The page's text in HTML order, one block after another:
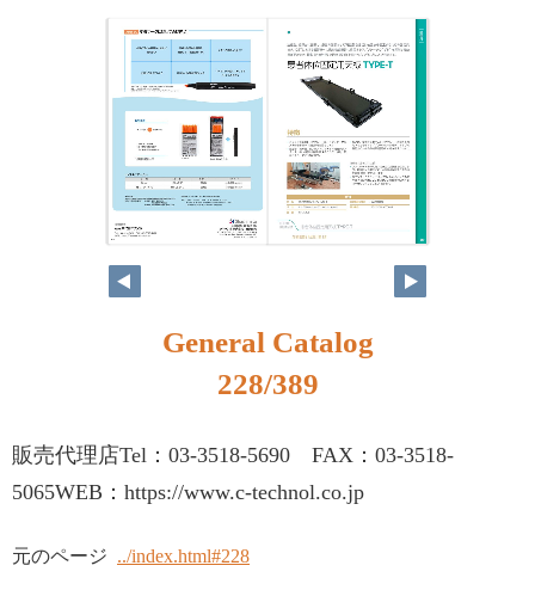
212 213
General Catalog
228/389
販売代理店Tel：03-3518-5690 FAX：03-3518-
5065WEB：https://www.c-technol.co.jp
元のページ ../index.html#228